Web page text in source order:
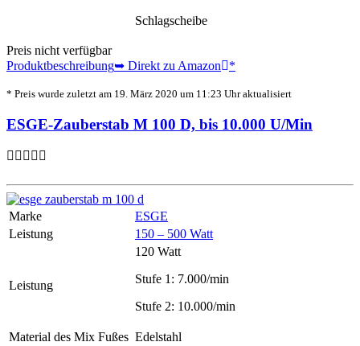
Schlagscheibe
Preis nicht verfügbar
Produktbeschreibung➥ Direkt zu Amazon *
* Preis wurde zuletzt am 19. März 2020 um 11:23 Uhr aktualisiert
ESGE-Zauberstab M 100 D, bis 10.000 U/Min
Marke
ESGE
Leistung
150 – 500 Watt
Leistung
120 Watt
Stufe 1: 7.000/min
Stufe 2: 10.000/min
Material des Mix Fußes Edelstahl